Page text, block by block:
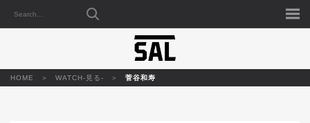
HOME WATCH-見る- 菅谷和寿